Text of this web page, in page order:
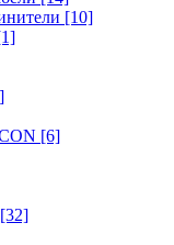
[10]
[6]
[32]